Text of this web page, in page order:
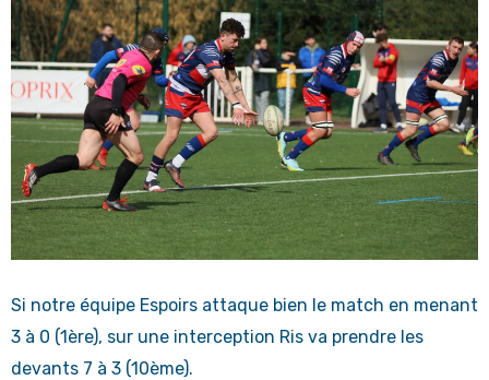
Si notre équipe Espoirs attaque bien le match en menant
3 à 0 (1ère), sur une interception Ris va prendre les
devants 7 à 3 (10ème).